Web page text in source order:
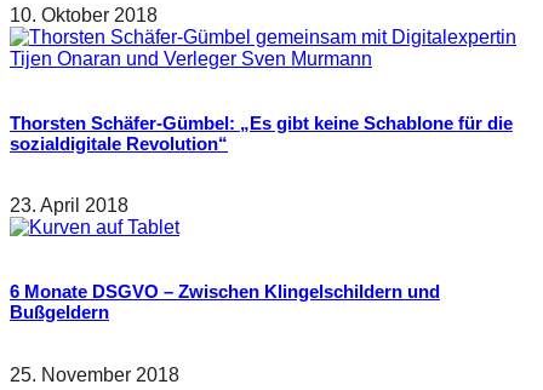
10. Oktober 2018
Thorsten Schäfer-Gümbel: „Es gibt keine Schablone für die
sozialdigitale Revolution“
23. April 2018
6 Monate DSGVO – Zwischen Klingelschildern und
Bußgeldern
25. November 2018